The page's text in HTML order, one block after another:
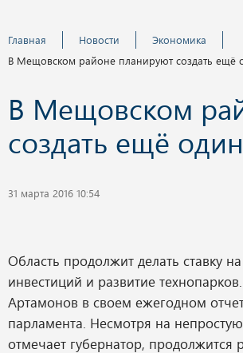
Главная Новости
Экономика
В Мещовском районе планируют создать ещё
В Мещовском
создать ещё
31 марта 2016 10:54
Область продолжит делать ставку
инвестиций и развитие
Артамонов в своем ежегодном
парламента. Несмотря на
отмечает губернатор, продолжится